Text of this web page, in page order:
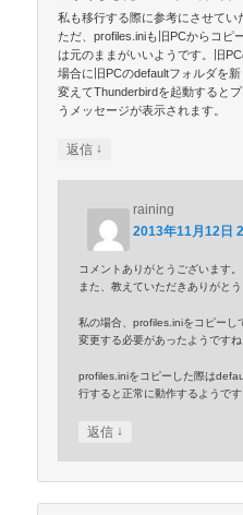
私も移行する際に参考にさせてい
ただ、profiles.iniも旧PCからコピ
は元のままがいいようです。旧
場合に旧PCのdefaultフォルダを
変えてThunderbirdを起動すると
うメッセージが表示されます。
返信 ↓
raining
2013年11月12日
コメントありがとうございます。
また、教えていただきありがとう
私の場合、profiles.iniをコピーし
変更する必要があったようですね
profiles.iniをコピーした際は
行すると正常に動作するようです
返信 ↓